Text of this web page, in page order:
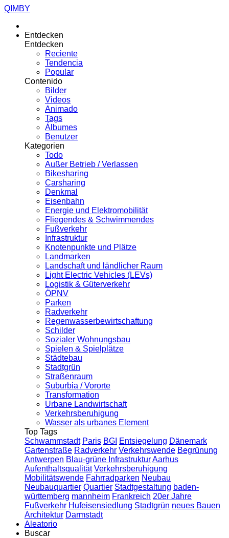
QIMBY
Entdecken
Entdecken
Reciente
Tendencia
Popular
Contenido
Bilder
Videos
Animado
Tags
Álbumes
Benutzer
Kategorien
Todo
Außer Betrieb / Verlassen
Bikesharing
Carsharing
Denkmal
Eisenbahn
Energie und Elektromobilität
Fliegendes & Schwimmendes
Fußverkehr
Infrastruktur
Knotenpunkte und Plätze
Landmarken
Landschaft und ländlicher Raum
Light Electric Vehicles (LEVs)
Logistik & Güterverkehr
ÖPNV
Parken
Radverkehr
Regenwasserbewirtschaftung
Schilder
Sozialer Wohnungsbau
Spielen & Spielplätze
Städtebau
Stadtgrün
Straßenraum
Suburbia / Vororte
Transformation
Urbane Landwirtschaft
Verkehrsberuhigung
Wasser als urbanes Element
Top Tags
Schwammstadt Paris BGI Entsiegelung Dänemark
Gartenstraße Radverkehr Verkehrswende Begrünung
Antwerpen Blau-grüne InfrastrukturAarhus
Aufenthaltsqualität Verkehrsberuhigung
Mobilitätswende Fahrradparken Neubau
Neubauquartier Quartier Stadtgestaltung baden-
württemberg mannheim Frankreich 20er Jahre
Fußverkehr Hufeisensiedlung Stadtgrün neues Bauen
Architektur Darmstadt
Aleatorio
Buscar